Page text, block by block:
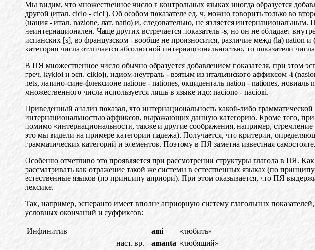
Мы видим, что множественное число в контрольных языках иногда образуется
другой (итал. ciclo - ciсli). Об особом показателе ед. ч. можно говорить только во
(нация - итал. nazione, лат. natio) и, следовательно, не является интернациональным.
неинтернационален. Чаще других встречается показатель -s, но он не обладает
испанских [s], во французском - вообще не произносится, различие межд (la) nation и
категория числа отличается абсолютной интернациональностью, то показатели
В ПЯ множественное число обычно образуется добавлением показателя, при этом
греч. kykloi и эсп. cikloj), идиом-неутраль - взятым из итальянского аффиксом -i
nets, латино-сине-флексионе natione - nationes, окциденталь nation - nationes, новиаль
множественного числа используется лишь в языке идо: naciono - nacioni.
Приведенный анализ показал, что интернациональность какой-либо
интернациональностью аффиксов, выражающих данную категорию. Кроме того,
помимо «интернациональности, также и другие соображения, например,
это мы видели на примере категории падежа). Получается, что критерии,
грамматических категорий и элементов. Поэтому в ПЯ заметна известная
Особенно отчетливо это проявляется при рассмотрении структуры глагола в ПЯ.
рассматривать как отражение такой же системы в естественных языках (по
естественные языков (по принципу априори). При этом оказывается, что ПЯ
лексике.
Так, например, эсперанто имеет вполне априорную систему глагольных
условных окончаний и суффиксов:
Инфинитив ami «любить»
наст. вр. amanta «любящий»